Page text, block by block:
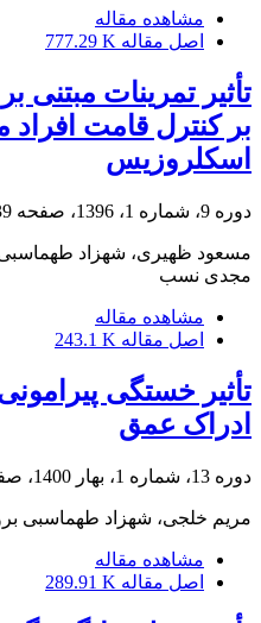
مشاهده مقاله
اصل مقاله 777.29 K
تأثیر تمرینات
بر کنترل قامت افراد
اسکلروزیس
دوره 9، شماره 1، 1396، صفحه 57
مسعود ظهیری، شهزاد طهماسبی
مجدی نسب
مشاهده مقاله
اصل مقاله 243.1 K
تأثیر خستگی
ادراک عمق
دوره 13، شماره 1، بهار 1400، صفحه
مریم خلجی، شهزاد طهماسبی
مشاهده مقاله
اصل مقاله 289.91 K